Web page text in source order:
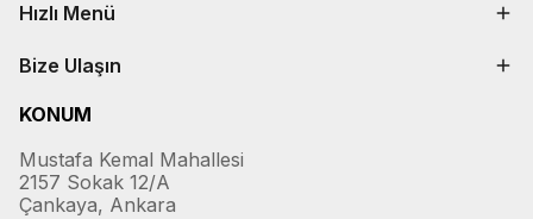
Hızlı Menü
Bize Ulaşın
KONUM
Mustafa Kemal Mahallesi
2157 Sokak 12/A
Çankaya, Ankara